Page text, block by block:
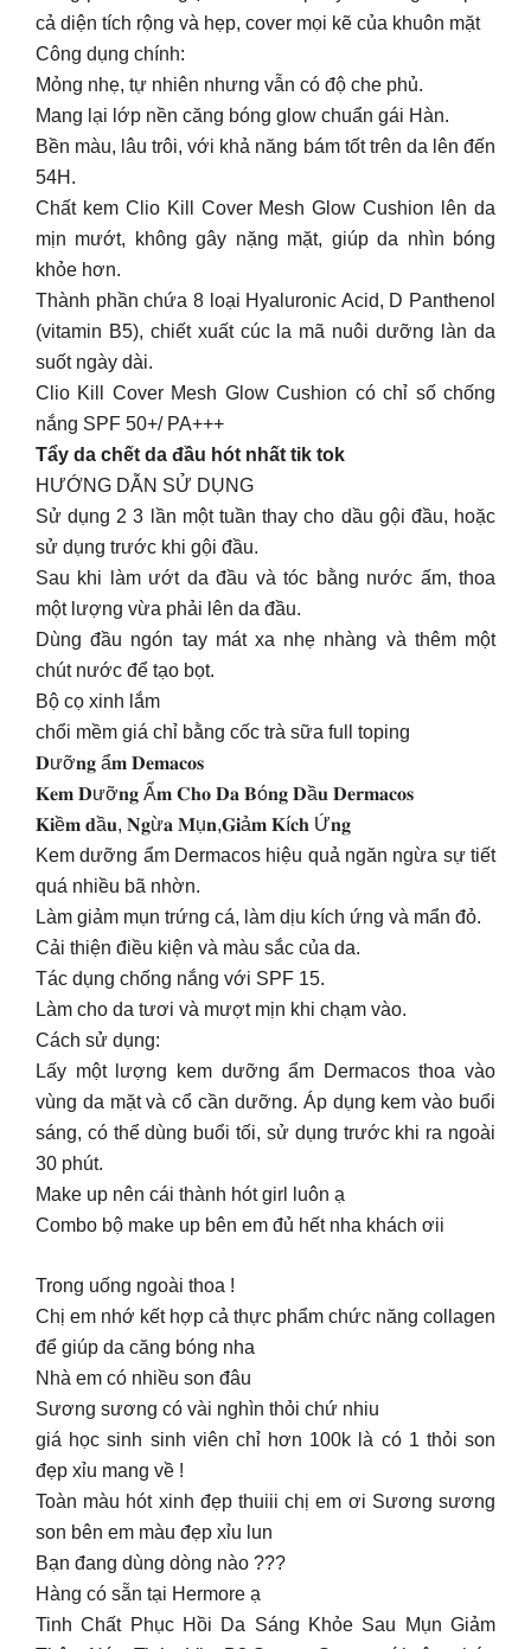
cả diện tích rộng và hẹp, cover mọi kẽ của khuôn mặt
Công dụng chính:
Mỏng nhẹ, tự nhiên nhưng vẫn có độ che phủ.
Mang lại lớp nền căng bóng glow chuẩn gái Hàn.
Bền màu, lâu trôi, với khả năng bám tốt trên da lên đến
54H.
Chất kem Clio Kill Cover Mesh Glow Cushion lên da
mịn mướt, không gây nặng mặt, giúp da nhìn bóng
khỏe hơn.
Thành phần chứa 8 loại Hyaluronic Acid, D Panthenol
(vitamin B5), chiết xuất cúc la mã nuôi dưỡng làn da
suốt ngày dài.
Clio Kill Cover Mesh Glow Cushion có chỉ số chống
nắng SPF 50+/ PA+++
Tẩy da chết da đầu hót nhất tik tok
HƯỚNG DẪN SỬ DỤNG
Sử dụng 2 3 lần một tuần thay cho dầu gội đầu, hoặc
sử dụng trước khi gội đầu.
Sau khi làm ướt da đầu và tóc bằng nước ấm, thoa
một lượng vừa phải lên da đầu.
Dùng đầu ngón tay mát xa nhẹ nhàng và thêm một
chút nước để tạo bọt.
Bộ cọ xinh lắm
chổi mềm giá chỉ bằng cốc trà sữa full toping
𝐃ưỡ𝐧𝐠 ẩ𝐦 𝐃𝐞𝐦𝐚𝐜𝐨𝐬
𝐊𝐞𝐦 𝐃ưỡ𝐧𝐠 Ẩ𝐦 𝐂𝐡𝐨 𝐃𝐚 𝐁ó𝐧𝐠 𝐃ầ𝐮 𝐃𝐞𝐫𝐦𝐚𝐜𝐨𝐬
𝐊𝐢ề𝐦 𝐝ầ𝐮, 𝐍𝐠ừ𝐚 𝐌ụ𝐧,𝐆𝐢ả𝐦 𝐊í𝐜𝐡 Ứ𝐧𝐠
Kem dưỡng ẩm Dermacos hiệu quả ngăn ngừa sự tiết
quá nhiều bã nhờn.
Làm giảm mụn trứng cá, làm dịu kích ứng và mẩn đỏ.
Cải thiện điều kiện và màu sắc của da.
Tác dụng chống nắng với SPF 15.
Làm cho da tươi và mượt mịn khi chạm vào.
Cách sử dụng:
Lấy một lượng kem dưỡng ẩm Dermacos thoa vào
vùng da mặt và cổ cần dưỡng. Áp dụng kem vào buổi
sáng, có thể dùng buổi tối, sử dụng trước khi ra ngoài
30 phút.
Make up nên cái thành hót girl luôn ạ
Combo bộ make up bên em đủ hết nha khách ơii
Trong uống ngoài thoa !
Chị em nhớ kết hợp cả thực phẩm chức năng collagen
để giúp da căng bóng nha
Nhà em có nhiều son đâu
Sương sương có vài nghìn thỏi chứ nhiu
giá học sinh sinh viên chỉ hơn 100k là có 1 thỏi son
đẹp xỉu mang về !
Toàn màu hót xinh đẹp thuiii chị em ơi Sương sương
son bên em màu đẹp xỉu lun
Bạn đang dùng dòng nào ???
Hàng có sẵn tại Hermore ạ
Tinh Chất Phục Hồi Da Sáng Khỏe Sau Mụn Giảm